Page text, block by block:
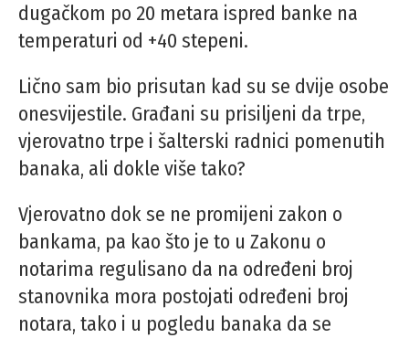
dugačkom po 20 metara ispred banke na
temperaturi od +40 stepeni.
Lično sam bio prisutan kad su se dvije osobe
onesvijestile. Građani su prisiljeni da trpe,
vjerovatno trpe i šalterski radnici pomenutih
banaka, ali dokle više tako?
Vjerovatno dok se ne promijeni zakon o
bankama, pa kao što je to u Zakonu o
notarima regulisano da na određeni broj
stanovnika mora postojati određeni broj
notara, tako i u pogledu banaka da se